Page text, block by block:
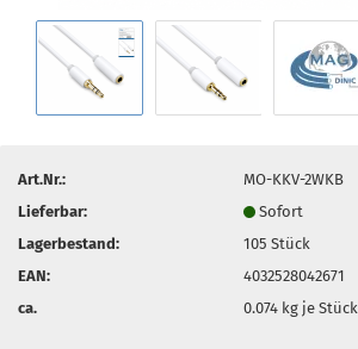
Art.Nr.:
MO-KKV-2WKB
Lieferbar:
Sofort
Lagerbestand:
105Stück
EAN:
4032528042671
ca.
0.074 kg je Stück